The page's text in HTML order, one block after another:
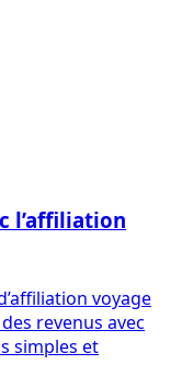
l’affiliation
voyage
revenus avec
simples et